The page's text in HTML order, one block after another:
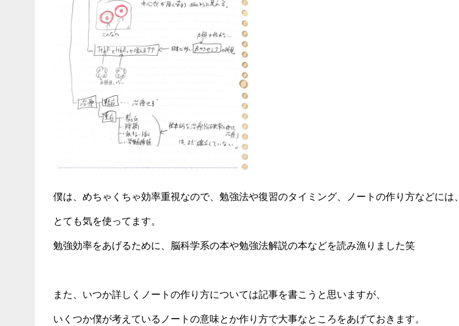
僕は、めちゃくちゃ効率重視なので、勉強法や復習のタイミング、ノートの作り方などには、
とても気を使ってます。
勉強効率をあげるために、脳科学系の本や勉強法解説の本などを読み漁りました笑
また、いつか詳しくノートの作り方については記事を書こうと思いますが、
いくつか僕が考えているノートの意味とか作り方で大事なところをあげておきます。